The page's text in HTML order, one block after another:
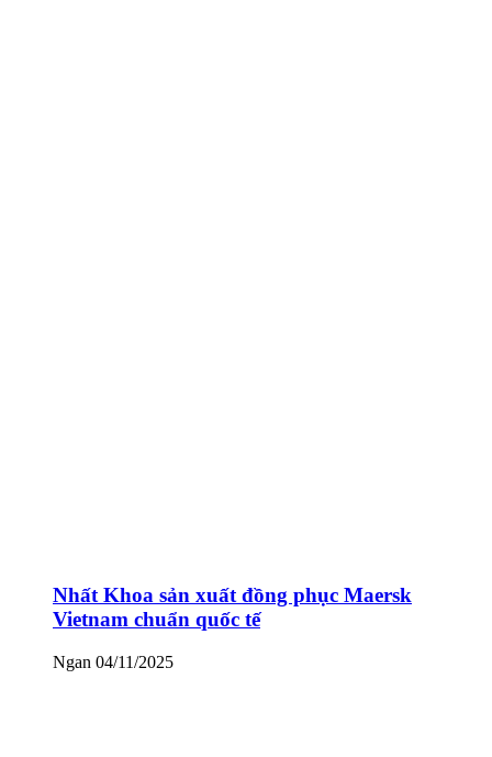
Nhất Khoa sản xuất đồng phục Maersk
Vietnam chuẩn quốc tế
Ngan 04/11/2025